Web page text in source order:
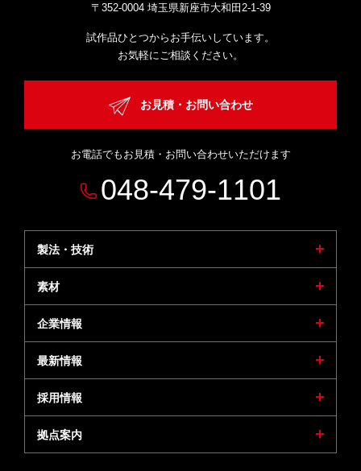
〒352-0004 埼玉県新座市大和田2-1-39
試作品ひとつからお手伝いしています。
お気軽にご相談ください。
お見積・お問い合わせ
お電話でもお見積・お問い合わせいただけます
048-479-1101
製法・技術
素材
企業情報
最新情報
採用情報
拠点案内